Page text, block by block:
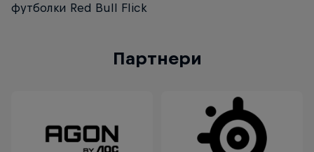
футболки Red Bull Flick
Партнери